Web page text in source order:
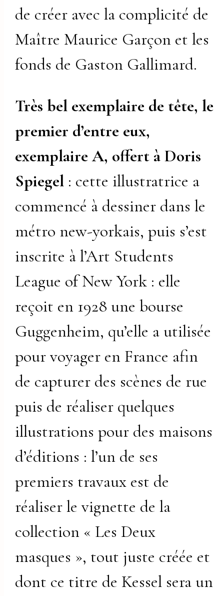
de créer avec la complicité de
Maître Maurice Garçon et les
fonds de Gaston Gallimard.
Très bel exemplaire de tête, le
premier d’entre eux,
exemplaire A, offert à Doris
Spiegel : cette illustratrice a
commencé à dessiner dans le
métro new-yorkais, puis s’est
inscrite à l’Art Students
League of New York : elle
reçoit en 1928 une bourse
Guggenheim, qu’elle a utilisée
pour voyager en France afin
de capturer des scènes de rue
puis de réaliser quelques
illustrations pour des maisons
d’éditions : l’un de ses
premiers travaux est de
réaliser le vignette de la
collection « Les Deux
masques », tout juste créée et
dont ce titre de Kessel sera un